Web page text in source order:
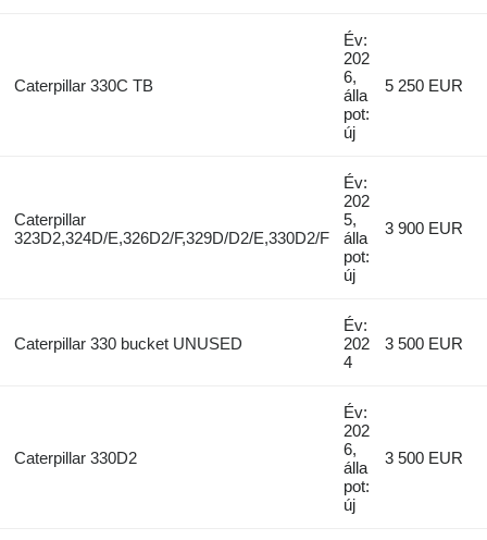
Caterpillar 330C TB
Év:
202
6,
álla
pot:
új
5 250 EUR
Caterpillar
323D2,324D/E,326D2/F,329D/D2/E,330D2/F
Év:
202
5,
álla
pot:
új
3 900 EUR
Caterpillar 330 bucket UNUSED
Év:
202
4
3 500 EUR
Caterpillar 330D2
Év:
202
6,
álla
pot:
új
3 500 EUR